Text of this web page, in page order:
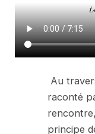
Au
raconté
principe